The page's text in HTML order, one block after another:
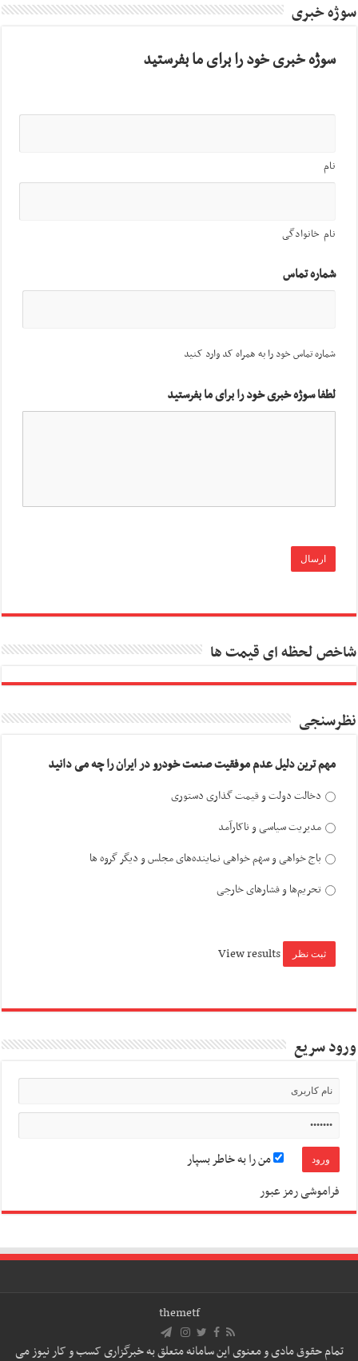
سوژه خبری
سوژه خبری خود را برای ما بفرستید
نام
نام خانوادگی
شماره تماس
شماره تماس خود را به همراه کد وارد کنید
لطفا سوژه خبری خود را برای ما بفرستید
شاخص لحظه ای قیمت ها
نظرسنجی
مهم ترین دلیل عدم موفقیت صنعت خودرو در ایران را چه می دانید
دخالت دولت و قیمت گذاری دستوری
مدیریت سیاسی و ناکارآمد
باج خواهی و سهم خواهی نماینده‌های مجلس و دیگر گروه ها
تحریم‌ها و فشارهای خارجی
View results
ورود سریع
من را به خاطر بسپار
فراموشی رمز عبور
themetf
تمام حقوق مادی و معنوی این سامانه متعلق به خبرگزاری کسب و کار نیوز می